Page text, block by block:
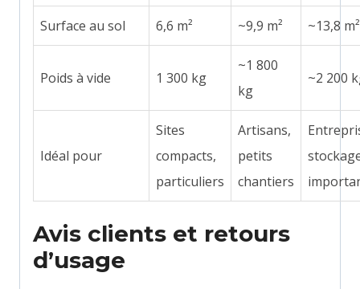
Surface au sol 6,6 m² ~9,9 m² ~13,8 m²
Poids à vide 1 300 kg
~1 800
kg
~2 200
Idéal pour
Sites
compacts,
particuliers
Artisans,
petits
chantiers
Avis clients et retours
d’usage